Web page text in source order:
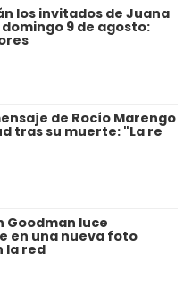
los invitados de Juana
9 de agosto:
de Rocío Marengo
tras su muerte: "La re
Goodman luce
en una nueva foto
la red